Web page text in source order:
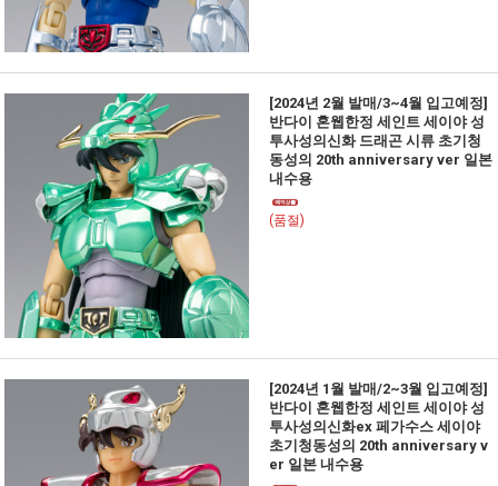
[2024년 2월 발매/3~4월 입고예정]
반다이 혼웹한정 세인트 세이야 성
투사성의신화 드래곤 시류 초기청
동성의 20th anniversary ver 일본
내수용
(품절)
[2024년 1월 발매/2~3월 입고예정]
반다이 혼웹한정 세인트 세이야 성
투사성의신화ex 페가수스 세이야
초기청동성의 20th anniversary v
er 일본 내수용